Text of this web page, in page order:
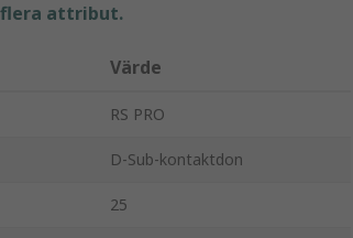
attribut.
Värde
RS PRO
D-Sub-kontaktdon
25